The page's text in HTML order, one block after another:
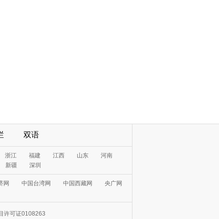
双语
浙江 福建 江西 山东
河南
新疆
深圳
网 中国台湾网 中国西藏网 央广网
许可证0108263